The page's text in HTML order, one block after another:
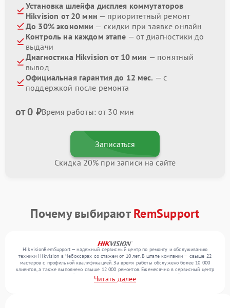
Установка шлейфа дисплея коммутаторов
Hikvision от 20 мин — приоритетный ремонт
До 30% экономии — скидки при заявке онлайн
Контроль на каждом этапе — от диагностики до
выдачи
Диагностика Hikvision от 10 мин — понятный
вывод
Официальная гарантия до 12 мес. — с
поддержкой после ремонта
от 0 ₽Время работы: от 30 мин
Записаться
Скидка 20% при записи на сайте
Почему выбираютRemSupport
HikvisionRemSupport — надежный сервисный центр по ремонту и обслуживанию
техники Hikvision в Чебоксарах со стажем от 10 лет. В штате компании — свыше 22
мастеров с профильной квалификацией. За время работы обслужено более 10 000
клиентов, а также выполнено свыше 12 000 ремонтов. Ежемесячно в сервисный центр
поступает от 300 устройств, включая , , . Мы беремся за задачи любой сложности и
поддерживаем высокий стандарт качества благодаря отлаженным процессам
Читать далее